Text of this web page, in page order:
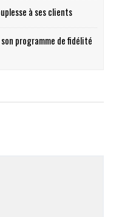
à ses clients
programme de fidélité